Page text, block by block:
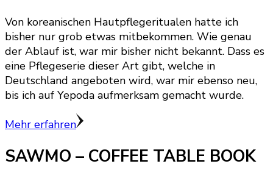
Von koreanischen Hautpflegeritualen hatte ich
bisher nur grob etwas mitbekommen. Wie genau
der Ablauf ist, war mir bisher nicht bekannt. Dass es
eine Pflegeserie dieser Art gibt, welche in
Deutschland angeboten wird, war mir ebenso neu,
bis ich auf Yepoda aufmerksam gemacht wurde.
Mehr erfahren
SAWMO – COFFEE TABLE BOOK